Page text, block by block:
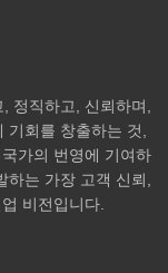
정직하고, 신뢰하며,
회를 창출하는 것,
가의 번영에 기여하
는 가장 고객 신뢰,
비전입니다.